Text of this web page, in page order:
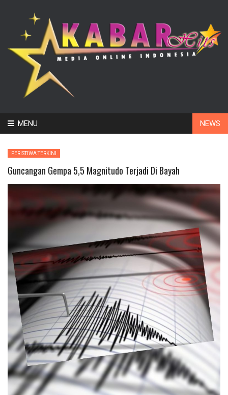
MENU NEWS
PERISTIWA TERKINI
Guncangan Gempa 5,5 Magnitudo Terjadi Di Bayah